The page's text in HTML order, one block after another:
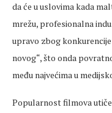
da će u uslovima kada
mrežu, profesionalna
upravo zbog
novog“, što onda
među najvećima u
Popularnost filmova